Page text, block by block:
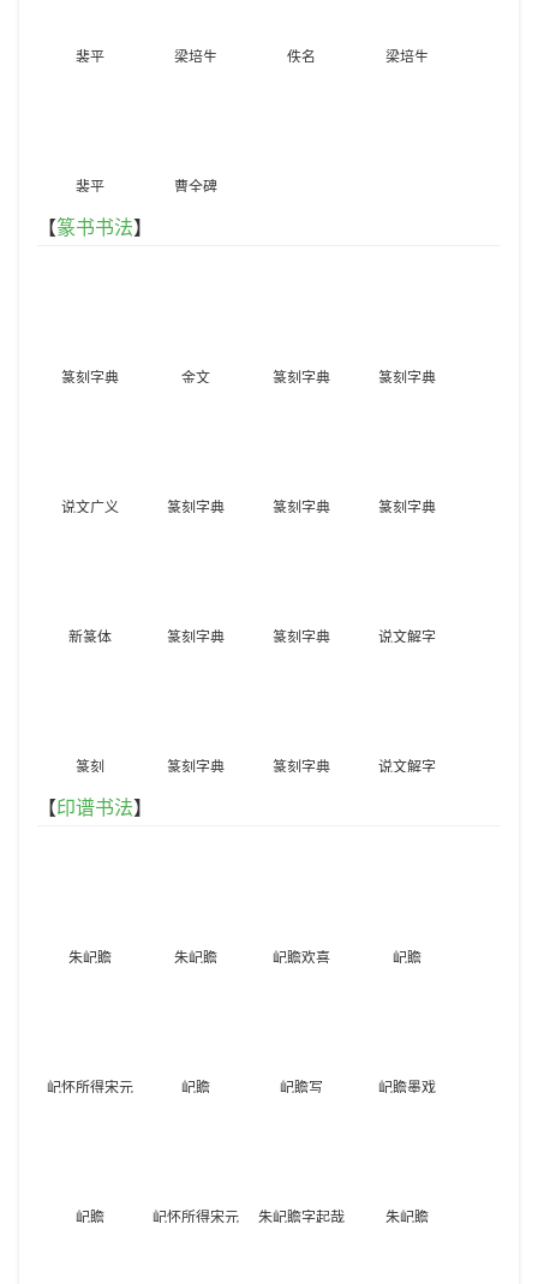
裴平 梁培生 佚名 梁培生
裴平 曹全碑
【篆书书法】
篆刻字典 金文 篆刻字典 篆刻字典
说文广义 篆刻字典 篆刻字典 篆刻字典
新篆体 篆刻字典 篆刻字典 说文解字
篆刻 篆刻字典 篆刻字典 说文解字
【印谱书法】
朱屺瞻 朱屺瞻 屺瞻欢喜 屺瞻
屺怀所得宋元
屺瞻 屺瞻写 屺瞻墨戏
屺瞻
屺怀所得宋元
朱屺瞻字起哉 朱屺瞻